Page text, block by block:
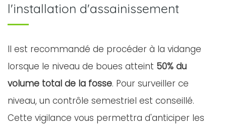
l'installation d'assainissement
Il est recommandé de procéder à la vidange
lorsque le niveau de boues atteint 50% du
volume total de la fosse. Pour surveiller ce
niveau, un contrôle semestriel est conseillé.
Cette vigilance vous permettra d'anticiper les